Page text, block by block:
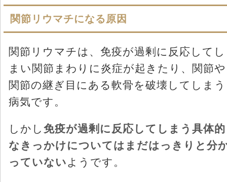
関節リウマチになる原因
関節リウマチは、免疫が過剰に反応してし
まい関節まわりに炎症が起きたり、関節や
関節の継ぎ目にある軟骨を破壊してしまう
病気です。
しかし 免疫が過剰に反応してしまう具体的
なきっかけについてはまだはっきりと分
っていない ようです。